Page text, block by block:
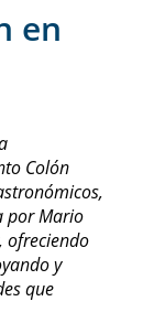
en
Colón
por Mario
ofreciendo
y
que